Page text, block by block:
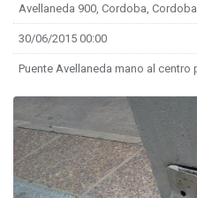
Avellaneda 900, Cordoba, Cordoba
30/06/2015 00:00
Puente Avellaneda mano al